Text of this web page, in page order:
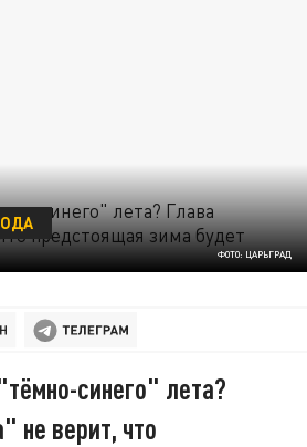
ФОТО: ЦАРЬГРАД
синего" лета?
не верит, что